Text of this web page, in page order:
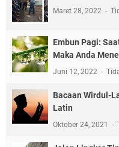
Maret 28, 2022
Embun Pagi:
Maka Anda
Juni 12, 2022
Bacaan Wirdul-
Latin
Oktober 24, 2021